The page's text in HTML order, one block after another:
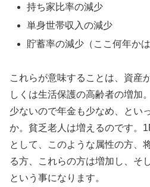
持ち家比率の減少
単身世帯収入の減少
貯蓄率の減少（ここ何年かは
これらが意味することは、資産
しくは生活保護の高齢者の増加
少ないので年金も少なめ、とい
か。貧乏老人は増えるのです。
として、このような属性の方、
る方、これらの方は増加し、そ
という事になります。